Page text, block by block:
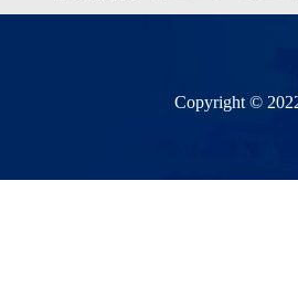
Copyright ©